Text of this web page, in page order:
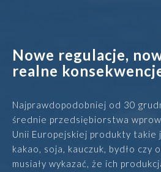
Dlaczego
Case
Nowe regulacje,
realne
Najprawdopodobniej od 30
średnie przedsiębiorstwa
Unii Europejskiej produkty takie
kakao, soja, kauczuk, bydło czy
musiały wykazać, że ich